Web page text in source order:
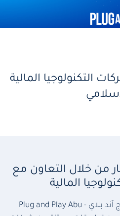
التكنولوجيا المالية
من خلال التعاون مع
المالية
وبالشراكة مع منصة "بلاج آند بلاي - Plug and Play Abu